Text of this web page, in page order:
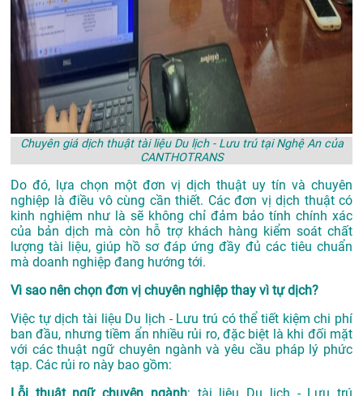
Chuyên giá dịch thuật tài liệu Du lịch - Lưu trú tại Nghệ An của
CANTHOTRANS
Do đó, lựa chọn một đơn vị dịch thuật uy tín và chuyên
nghiệp là điều vô cùng cần thiết. Các đơn vị dịch thuật có
kinh nghiệm như là sẽ không chỉ đảm bảo tính chính xác
của bản dịch mà còn hỗ trợ khách hàng kiểm soát chất
lượng tài liệu, giúp hồ sơ đáp ứng đầy đủ các tiêu chuẩn
mà doanh nghiệp đang hướng tới.
Vì sao nên chọn đơn vị chuyên nghiệp thay vì tự dịch?
Việc tự dịch tài liệu Du lịch - Lưu trú có thể tiết kiệm chi phí
ban đầu, nhưng tiềm ẩn nhiều rủi ro, đặc biệt là khi đối mặt
với các thuật ngữ chuyên ngành và yêu cầu pháp lý phức
tạp. Các rủi ro này bao gồm: